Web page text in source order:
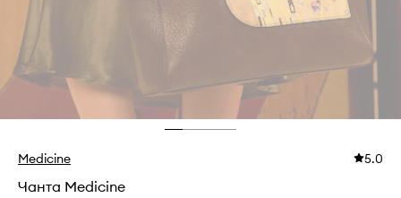
Medicine 5.0
Чанта Medicine